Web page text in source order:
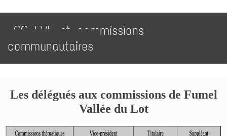
CC FVL et commissions
communautaires
Les délégués aux commissions de Fumel
Vallée du Lot